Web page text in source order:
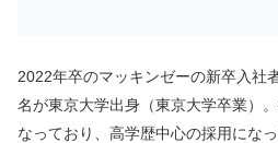
2022年卒のマッキンゼーの新卒入社
名が東京大学出身（東京大学卒業）
なっており、高学歴中心の採用にな